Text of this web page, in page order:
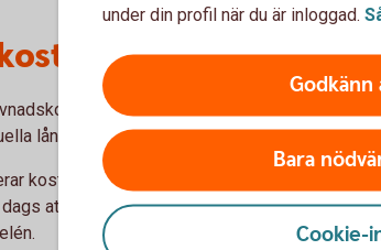
för eventuella
behöver man också ha koll på
lån om räntan stiger.
kostnaden med räntan, har man bunden ränta
att binda om lånen. Det kan man behöva ha
under din profil när du är inloggad.
Godkänn
Bara
Cookie-